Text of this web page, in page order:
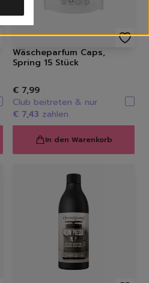
Wäscheparfum Caps,
Spring 15 Stück
€ 7,99
Club beitreten & nur
€ 7,43 zahlen
In den Warenkorb